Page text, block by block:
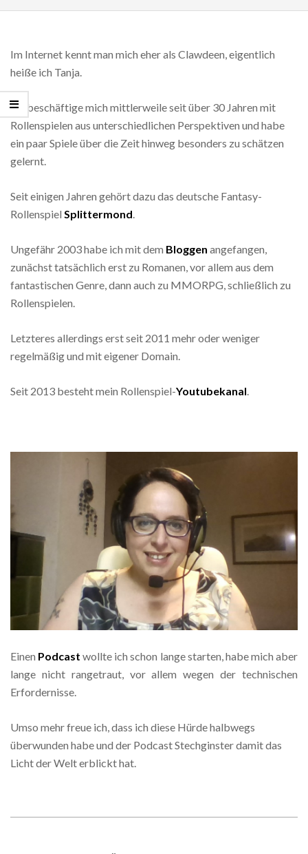
Im Internet kennt man mich eher als Clawdeen, eigentlich
heiße ich Tanja.
Ich beschäftige mich mittlerweile seit über 30 Jahren mit
Rollenspielen aus unterschiedlichen Perspektiven und habe
ein paar Spiele über die Zeit hinweg besonders zu schätzen
gelernt.
Seit einigen Jahren gehört dazu das deutsche Fantasy-
Rollenspiel Splittermond.
Ungefähr 2003 habe ich mit dem Bloggen angefangen,
zunächst tatsächlich erst zu Romanen, vor allem aus dem
fantastischen Genre, dann auch zu MMORPG, schließlich zu
Rollenspielen.
Letzteres allerdings erst seit 2011 mehr oder weniger
regelmäßig und mit eigener Domain.
Seit 2013 besteht mein Rollenspiel-Youtubekanal.
Einen Podcastwollte ich schon lange starten, habe mich aber
lange nicht rangetraut, vor allem wegen der technischen
Erfordernisse.
Umso mehr freue ich, dass ich diese Hürde halbwegs
überwunden habe und der Podcast Stechginster damit das
Licht der Welt erblickt hat.